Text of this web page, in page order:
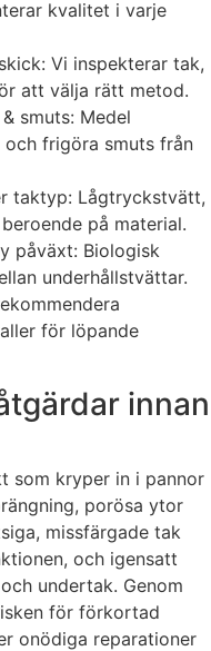
kvalitet i varje
Vi inspekterar tak,
att välja rätt metod.
smuts: Medel
frigöra smuts från
taktyp: Lågtryckstvätt,
på material.
påväxt: Biologisk
underhållstvättar.
för löpande
innan
som kryper in i pannor
porösa ytor
missfärgade tak
och igensatt
undertak. Genom
för förkortad
onödiga reparationer